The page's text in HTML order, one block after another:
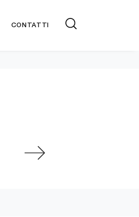
CONTATTI